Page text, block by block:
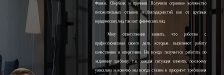
Финам, Сбербанк и прочими. Получили огромное количество
положительных отзывов и благодарностей как от крупных
юридических лиц, так и от физических лиц.
Могу ответственно заявить, что работаю с
профессионалами своего дела, которые, выполняют работу
качественно и оперативно. Ни всегда получается работать по
заданному шаблону, т.к. каждая ситуация клиента, по-своему
уникальна и конечно мы всегда ставим в приоритет требования